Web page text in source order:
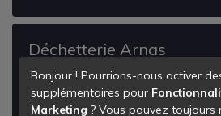
Déchetterie Arnas
Avé Maria
Rn 6
69400
Bonjour ! Pourrions-nous activer
supplémentaires pour
Marketing ? Vous pouvez